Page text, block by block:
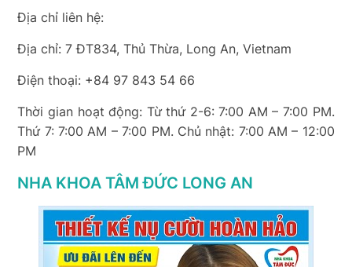
Địa chỉ liên hệ:
Địa chỉ: 7 ĐT834, Thủ Thừa, Long An, Vietnam
Điện thoại: +84 97 843 54 66
Thời gian hoạt động: Từ thứ 2-6: 7:00 AM – 7:00 PM.
Thứ 7: 7:00 AM – 7:00 PM. Chủ nhật: 7:00 AM – 12:00
PM
NHA KHOA TÂM ĐỨC LONG AN